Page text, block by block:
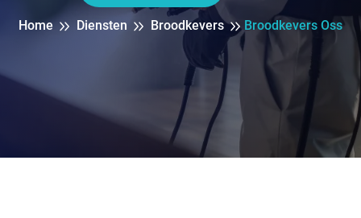
Home Diensten Broodkevers Broodkevers Oss